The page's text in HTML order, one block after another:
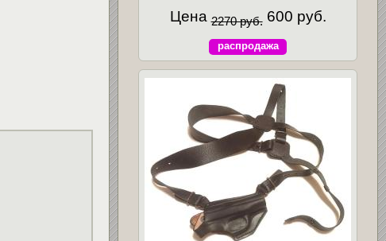
Цена 2270 руб. 600 руб.
распродажа